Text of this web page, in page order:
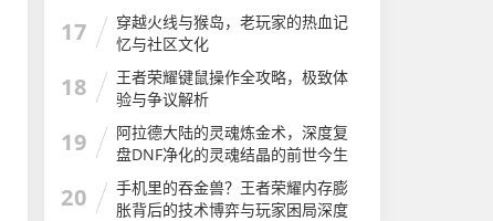
17
穿越火线与猴岛，老玩家的热血记
忆与社区文化
18
王者荣耀键鼠操作全攻略，极致体
验与争议解析
19
阿拉德大陆的灵魂炼金术，深度复
盘DNF净化的灵魂结晶的前世今生
与用途
20
手机里的吞金兽？王者荣耀内存膨
胀背后的技术博弈与玩家困局深度